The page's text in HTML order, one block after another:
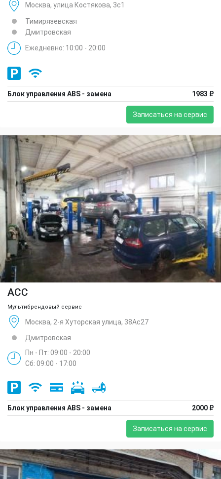
Москва, улица Костякова, 3с1
Тимирязевская
Дмитровская
Ежедневно: 10:00 - 20:00
Блок управления ABS - замена 1983 ₽
Записаться на сервис
ACC
Мультибрендовый сервис
Москва, 2-я Хуторская улица, 38Ас27
Дмитровская
Пн - Пт: 09:00 - 20:00
Сб: 09:00 - 17:00
Блок управления ABS - замена 2000 ₽
Записаться на сервис